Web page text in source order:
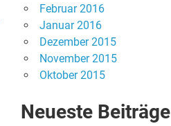
Februar 2016
Januar 2016
Dezember 2015
November 2015
Oktober 2015
Neueste Beiträge